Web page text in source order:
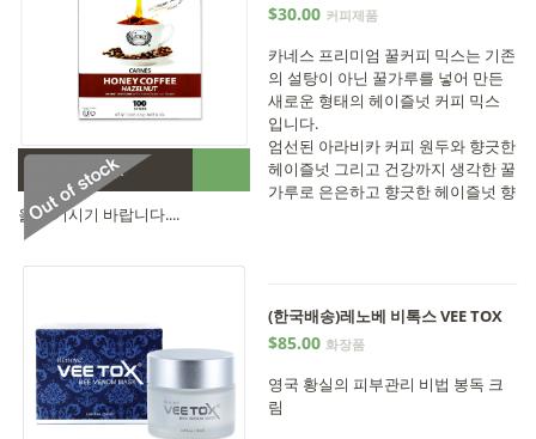
Out of stock
$30.00 커피제품
카네스 프리미엄 꿀커피 믹스는 기존
의 설탕이 아닌 꿀가루를 넣어 만든
새로운 형태의 헤이즐넛 커피 믹스
입니다.
엄선된 아라비카 커피 원두와 향긋한
헤이즐넛 그리고 건강까지 생각한 꿀
가루로 은은하고 향긋한 헤이즐넛 향
을 즐기시기 바랍니다....
(한국배송)레노베 비톡스 VEE TOX
$85.00 화장품
영국 황실의 피부관리 비법 봉독 크
림